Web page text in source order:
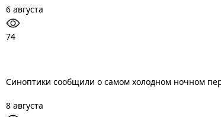
6 августа
74
Синоптики сообщили о самом холодном ночном
8 августа